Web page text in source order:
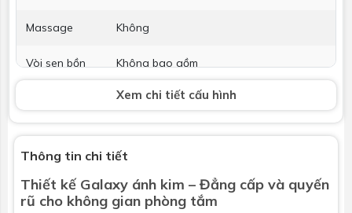
Massage Không
Vòi sen bồn
tắm
Không bao gồm
Phụ kiện kèm
Phụ kiện lắp đặt
Bảo hành
Xem chi tiết cấu hình
Thông tin chi tiết
Thiết kế Galaxy ánh kim – Đẳng cấp và quyến
rũ cho không gian phòng tắm